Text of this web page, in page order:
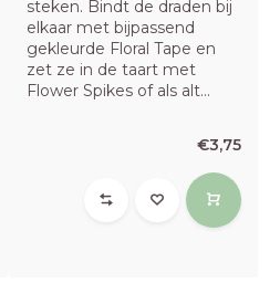
steken. Bindt de draden bij
elkaar met bijpassend
gekleurde Floral Tape en
zet ze in de taart met
Flower Spikes of als alt...
€3,75